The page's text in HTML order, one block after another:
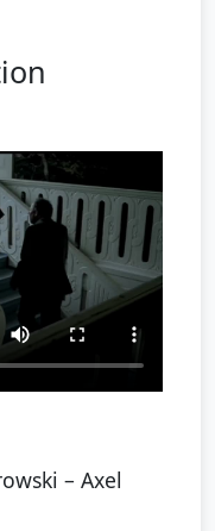
– Axel